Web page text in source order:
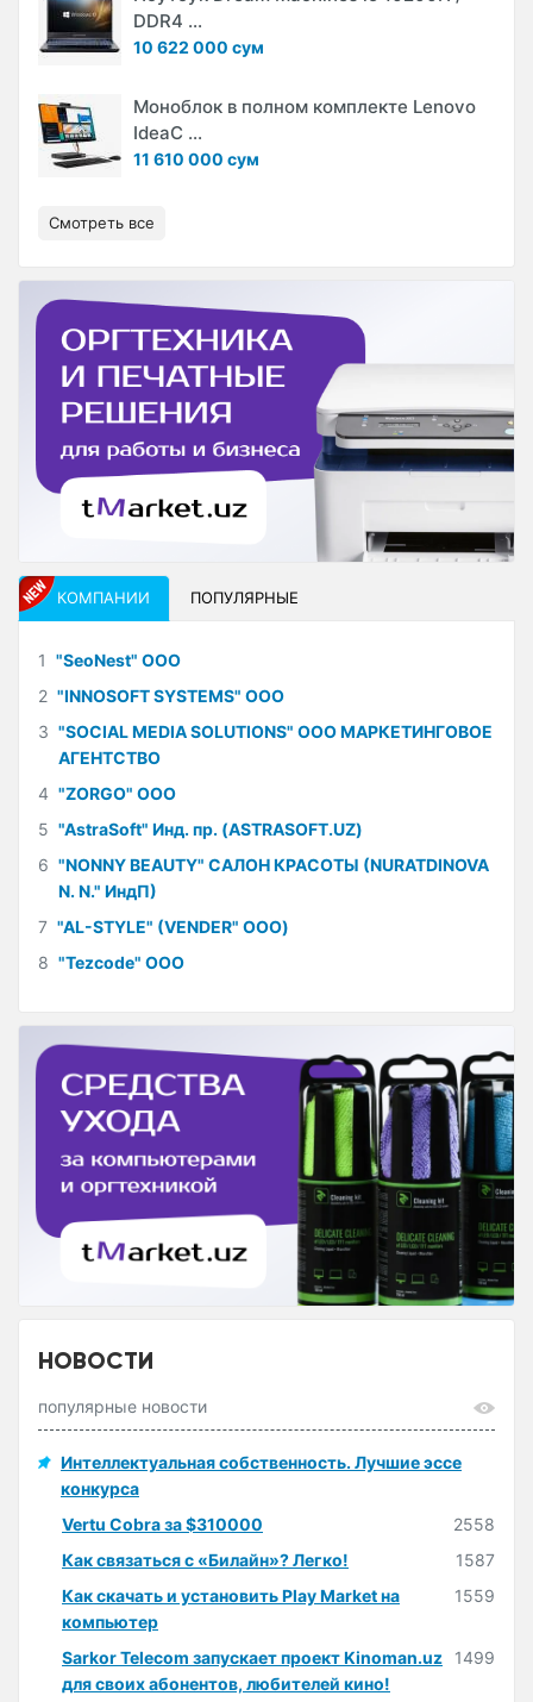
DDR4 ...
10 622 000 сум
Моноблок в полном комплекте Lenovo
IdeaC ...
11 610 000 сум
Смотреть все
КОМПАНИИ ПОПУЛЯРНЫЕ
1 "SeoNest" ООО
2 "INNOSOFT SYSTEMS" ООО
3 "SOCIAL MEDIA SOLUTIONS" ООО МАРКЕТИНГОВОЕ
АГЕНТСТВО
4 "ZORGO" ООО
5 "AstraSoft" Инд. пр. (ASTRASOFT.UZ)
6 "NONNY BEAUTY" САЛОН КРАСОТЫ (NURATDINOVA
N. N." ИндП)
7 "AL-STYLE" (VENDER" ООО)
8 "Tezcode" ООО
НОВОСТИ
популярные новости
Интеллектуальная собственность. Лучшие эссе
конкурса
Vertu Cobra за $310000
2558
Как связаться с «Билайн»? Легко!
1587
Как скачать и установить Play Market на
компьютер
1559
Sarkor Telecom запускает проект Kinoman.uz
для своих абонентов, любителей кино!
1499